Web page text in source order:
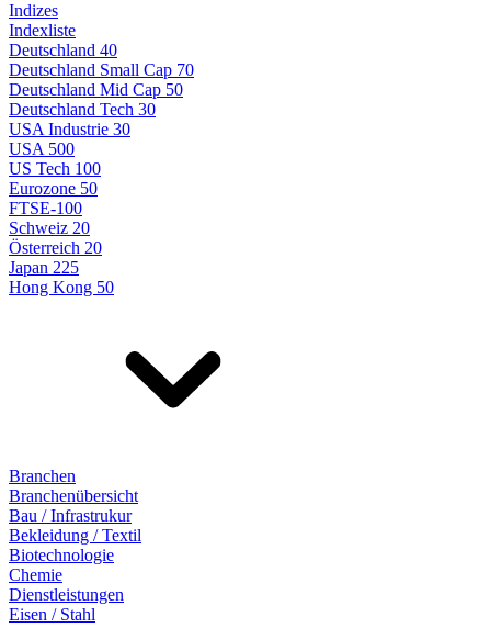
Indizes
Indexliste
Deutschland 40
Deutschland Small Cap 70
Deutschland Mid Cap 50
Deutschland Tech 30
USA Industrie 30
USA 500
US Tech 100
Eurozone 50
FTSE-100
Schweiz 20
Österreich 20
Japan 225
Hong Kong 50
Branchen
Branchenübersicht
Bau / Infrastrukur
Bekleidung / Textil
Biotechnologie
Chemie
Dienstleistungen
Eisen / Stahl